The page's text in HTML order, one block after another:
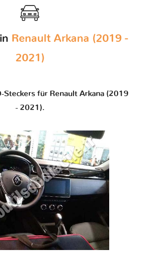
Renault Arkana (2019 -
2021)
Steckers für Renault Arkana (2019
- 2021).